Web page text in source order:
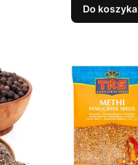
Do koszyka